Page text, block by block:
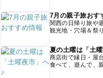
7月の親子旅おす
関西の日帰り旅や
観光地・穴場＆祭
夏の土曜は「土
商店街で縁日・屋
食べて、遊んで、